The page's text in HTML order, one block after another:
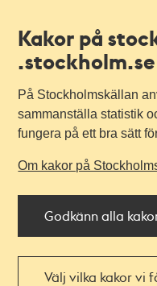
Kakor på
.stockholm.se
På Stockholmskällan
sammanställa statistik
fungera på ett bra sätt
Om kakor på
Godkänn alla
Välj vilka kakor vi